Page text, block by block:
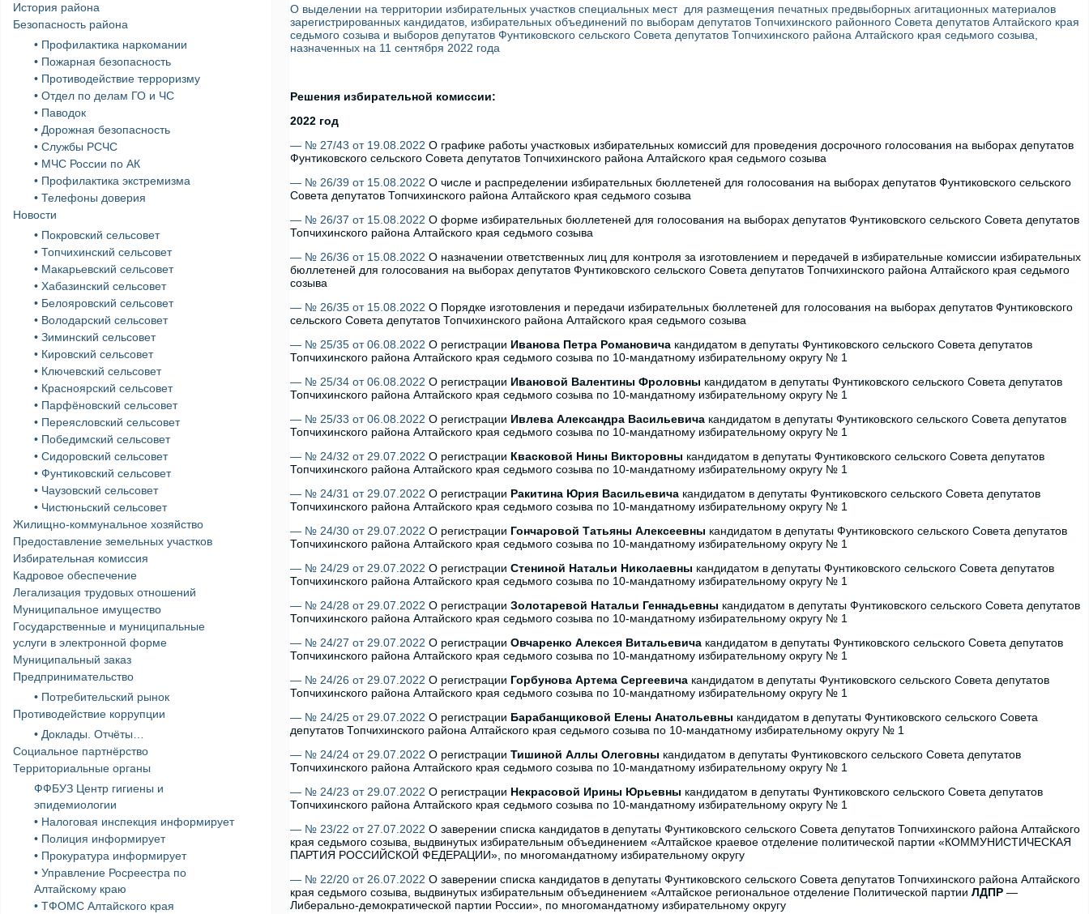
О выделении на территории избирательных участков специальных мест для размещения печатных предвыборных агитационных материалов
зарегистрированных кандидатов, избирательных объединений по выборам депутатов Топчихинского районного Совета депутатов Алтайского края
седьмого созыва и выборов депутатов Фунтиковского сельского Совета депутатов Топчихинского района Алтайского края седьмого созыва,
назначенных на 11 сентября 2022 года
Решения избирательной комиссии:
2022 год
— № 27/43 от 19.08.2022 О графике работы участковых избирательных комиссий для проведения досрочного голосования на выборах депутатов
Фунтиковского сельского Совета депутатов Топчихинского района Алтайского края седьмого созыва
— № 26/39 от 15.08.2022 О числе и распределении избирательных бюллетеней для голосования на выборах депутатов Фунтиковского сельского
Совета депутатов Топчихинского района Алтайского края седьмого созыва
— № 26/37 от 15.08.2022 О форме избирательных бюллетеней для голосования на выборах депутатов Фунтиковского сельского Совета депутатов
Топчихинского района Алтайского края седьмого созыва
— № 26/36 от 15.08.2022 О назначении ответственных лиц для контроля за изготовлением и передачей в избирательные комиссии избирательных
бюллетеней для голосования на выборах депутатов Фунтиковского сельского Совета депутатов Топчихинского района Алтайского края седьмого
созыва
— № 26/35 от 15.08.2022 О Порядке изготовления и передачи избирательных бюллетеней для голосования на выборах депутатов Фунтиковского
сельского Совета депутатов Топчихинского района Алтайского края седьмого созыва
— № 25/35 от 06.08.2022 О регистрации Иванова Петра Романовича кандидатом в депутаты Фунтиковского сельского Совета депутатов
Топчихинского района Алтайского края седьмого созыва по 10-мандатному избирательному округу № 1
— № 25/34 от 06.08.2022 О регистрации Ивановой Валентины Фроловны кандидатом в депутаты Фунтиковского сельского Совета депутатов
Топчихинского района Алтайского края седьмого созыва по 10-мандатному избирательному округу № 1
— № 25/33 от 06.08.2022 О регистрации Ивлева Александра Васильевича кандидатом в депутаты Фунтиковского сельского Совета депутатов
Топчихинского района Алтайского края седьмого созыва по 10-мандатному избирательному округу № 1
— № 24/32 от 29.07.2022 О регистрации Квасковой Нины Викторовны кандидатом в депутаты Фунтиковского сельского Совета депутатов
Топчихинского района Алтайского края седьмого созыва по 10-мандатному избирательному округу № 1
— № 24/31 от 29.07.2022 О регистрации Ракитина Юрия Васильевича кандидатом в депутаты Фунтиковского сельского Совета депутатов
Топчихинского района Алтайского края седьмого созыва по 10-мандатному избирательному округу № 1
— № 24/30 от 29.07.2022 О регистрации Гончаровой Татьяны Алексеевны кандидатом в депутаты Фунтиковского сельского Совета депутатов
Топчихинского района Алтайского края седьмого созыва по 10-мандатному избирательному округу № 1
— № 24/29 от 29.07.2022 О регистрации Стениной Натальи Николаевны кандидатом в депутаты Фунтиковского сельского Совета депутатов
Топчихинского района Алтайского края седьмого созыва по 10-мандатному избирательному округу № 1
— № 24/28 от 29.07.2022 О регистрации Золотаревой Натальи Геннадьевны кандидатом в депутаты Фунтиковского сельского Совета депутатов
Топчихинского района Алтайского края седьмого созыва по 10-мандатному избирательному округу № 1
— № 24/27 от 29.07.2022 О регистрации Овчаренко Алексея Витальевича кандидатом в депутаты Фунтиковского сельского Совета депутатов
Топчихинского района Алтайского края седьмого созыва по 10-мандатному избирательному округу № 1
— № 24/26 от 29.07.2022 О регистрации Горбунова Артема Сергеевича кандидатом в депутаты Фунтиковского сельского Совета депутатов
Топчихинского района Алтайского края седьмого созыва по 10-мандатному избирательному округу № 1
— № 24/25 от 29.07.2022 О регистрации Барабанщиковой Елены Анатольевны кандидатом в депутаты Фунтиковского сельского Совета
депутатов Топчихинского района Алтайского края седьмого созыва по 10-мандатному избирательному округу № 1
— № 24/24 от 29.07.2022 О регистрации Тишиной Аллы Олеговны кандидатом в депутаты Фунтиковского сельского Совета депутатов
Топчихинского района Алтайского края седьмого созыва по 10-мандатному избирательному округу № 1
— № 24/23 от 29.07.2022 О регистрации Некрасовой Ирины Юрьевны кандидатом в депутаты Фунтиковского сельского Совета депутатов
Топчихинского района Алтайского края седьмого созыва по 10-мандатному избирательному округу № 1
— № 23/22 от 27.07.2022 О заверении списка кандидатов в депутаты Фунтиковского сельского Совета депутатов Топчихинского района Алтайского
края седьмого созыва, выдвинутых избирательным объединением «Алтайское краевое отделение политической партии «КОММУНИСТИЧЕСКАЯ
ПАРТИЯ РОССИЙСКОЙ ФЕДЕРАЦИИ», по многомандатному избирательному округу
— № 22/20 от 26.07.2022 О заверении списка кандидатов в депутаты Фунтиковского сельского Совета депутатов Топчихинского района Алтайского
края седьмого созыва, выдвинутых избирательным объединением «Алтайское региональное отделение Политической партии ЛДПР —
Либерально-демократической партии России», по многомандатному избирательному округу
История района
Безопасность района
• Профилактика наркомании
• Пожарная безопасность
• Противодействие терроризму
• Отдел по делам ГО и ЧС
• Паводок
• Дорожная безопасность
• Службы РСЧС
• МЧС России по АК
• Профилактика экстремизма
• Телефоны доверия
Новости
• Покровский сельсовет
• Топчихинский сельсовет
• Макарьевский сельсовет
• Хабазинский сельсовет
• Белояровский сельсовет
• Володарский сельсовет
• Зиминский сельсовет
• Кировский сельсовет
• Ключевский сельсовет
• Красноярский сельсовет
• Парфёновский сельсовет
• Переясловский сельсовет
• Победимский сельсовет
• Сидоровский сельсовет
• Фунтиковский сельсовет
• Чаузовский сельсовет
• Чистюньский сельсовет
Жилищно-коммунальное хозяйство
Предоставление земельных участков
Избирательная комиссия
Кадровое обеспечение
Легализация трудовых отношений
Муниципальное имущество
Государственные и муниципальные
услуги в электронной форме
Муниципальный заказ
Предпринимательство
• Потребительский рынок
Противодействие коррупции
• Доклады. Отчёты…
Социальное партнёрство
Территориальные органы
ФФБУЗ Центр гигиены и
эпидемиологии
• Налоговая инспекция информирует
• Полиция информирует
• Прокуратура информирует
• Управление Росреестра по
Алтайскому краю
• ТФОМС Алтайского края